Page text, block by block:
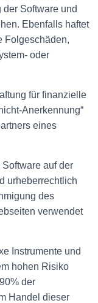
Software und
Ebenfalls haftet
Folgeschäden,
oder
für finanzielle
Anerkennung“
eines
auf der
urheberrechtlich
des
verwendet
Instrumente und
hohen Risiko
der
Handel dieser